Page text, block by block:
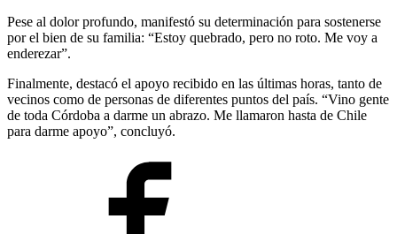
Pese al dolor profundo, manifestó su determinación para sostenerse
por el bien de su familia: “Estoy quebrado, pero no roto. Me voy a
enderezar”.
Finalmente, destacó el apoyo recibido en las últimas horas, tanto de
vecinos como de personas de diferentes puntos del país. “Vino gente
de toda Córdoba a darme un abrazo. Me llamaron hasta de Chile
para darme apoyo”, concluyó.